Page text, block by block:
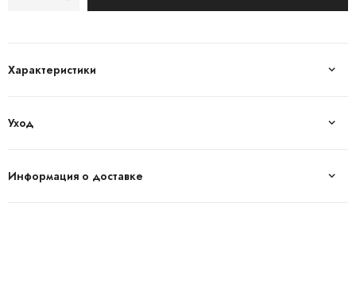
Характеристики
Уход
Информация о доставке